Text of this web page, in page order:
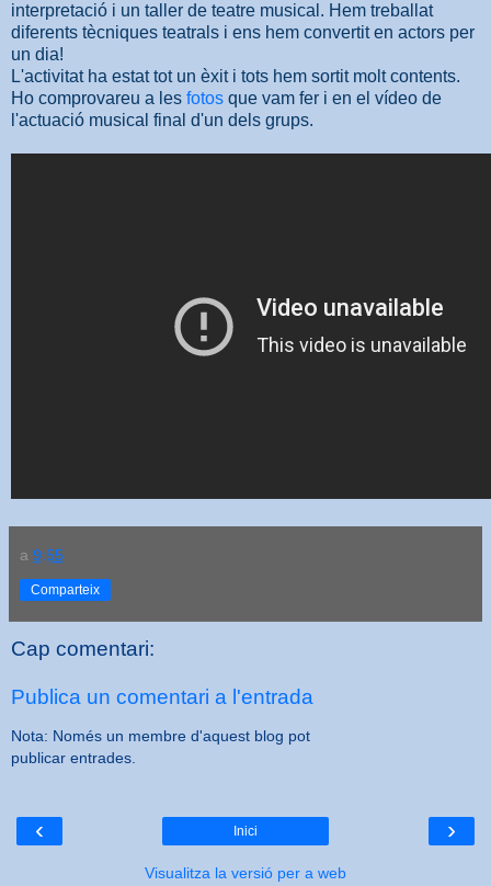
interpretació i un taller de teatre musical. Hem treballat
diferents tècniques teatrals i ens hem convertit en actors per
un dia!
L'activitat ha estat tot un èxit i tots hem sortit molt contents.
Ho comprovareu a les fotos que vam fer i en el vídeo de
l'actuació musical final d'un dels grups.
a 9:55
Comparteix
Cap comentari:
Publica un comentari a l'entrada
Nota: Només un membre d'aquest blog pot
publicar entrades.
‹ ›
Inici
Visualitza la versió per a web